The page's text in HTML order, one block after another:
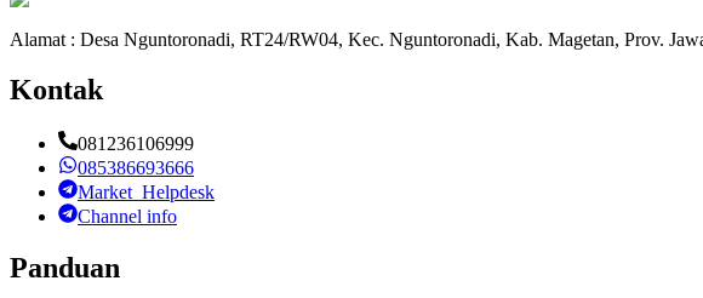
Alamat : Desa Nguntoronadi, RT24/RW04, Kec. Nguntoronadi, Kab. Magetan, Prov.
Kontak
081236106999
085386693666
Market_Helpdesk
Channel info
Panduan